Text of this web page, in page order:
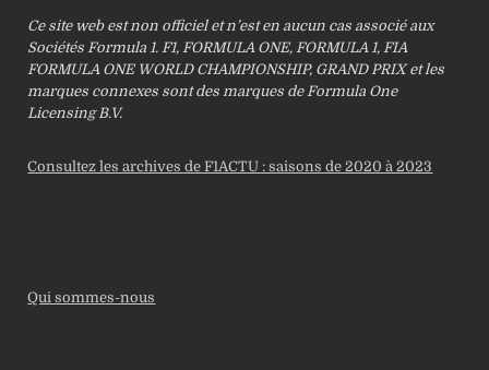
Ce site web est non officiel et n’est en aucun cas associé aux
Sociétés Formula 1. F1, FORMULA ONE, FORMULA 1, FIA
FORMULA ONE WORLD CHAMPIONSHIP, GRAND PRIX et les
marques connexes sont des marques de Formula One
Licensing B.V.
Consultez les archives de F1ACTU : saisons de 2020 à 2023
Qui sommes-nous